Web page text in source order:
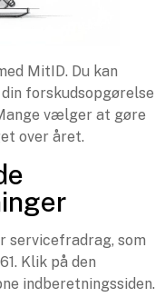
MitID. Du kan
forskudsopgørelse
vælger at gøre
over året.
servicefradrag, som
Klik på den
indberetningssiden.